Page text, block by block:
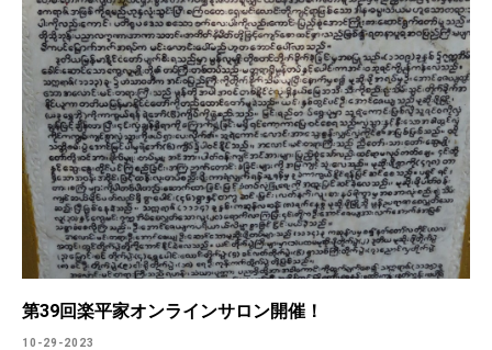
第39回楽平家オンラインサロン開催！
10-29-2023